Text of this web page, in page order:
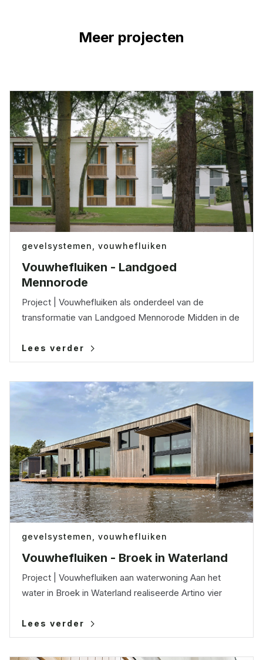
Meer projecten
gevelsystemen, vouwhefluiken
Vouwhefluiken - Landgoed
Mennorode
Project | Vouwhefluiken als onderdeel van de
transformatie van Landgoed Mennorode Midden in de
Lees verder
gevelsystemen, vouwhefluiken
Vouwhefluiken - Broek in Waterland
Project | Vouwhefluiken aan waterwoning Aan het
water in Broek in Waterland realiseerde Artino vier
Lees verder